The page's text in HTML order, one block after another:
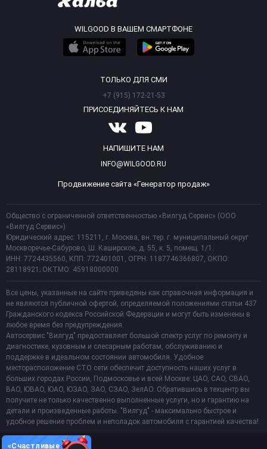
WILGOOD В ВАШЕМ СМАРТФОНЕ
ТОЛЬКО ДЛЯ СМИ
+7 (915) 172-21-53
ПРИСОЕДИНЯЙТЕСЬ К НАМ
НАПИШИТЕ НАМ
INFO@WILGOOD.RU
Продвижение сайта «Генератор продаж»
Общество с ограниченной ответственностью «Вилгуд Сервис» (ООО
«Вилгуд Сервис»)
Юридический адрес: 115211, г. Москва, вн. тер. г. муниципальный округ
Москворечье-Сабурово, Ш. Каширское, д. 55, к. 5, помещ. 1/1.
ИНН: 7724435560, КПП: 772401001, ОГРН: 1187746366807, ОКПО:
28118921; ОКТМО: 45918000000
Все цены, указанные на сайте приведены как справочная информация и
не являются публичной офертой, определяемой положениями статьи 437
Гражданского кодекса Российской Федерации и могут быть изменены в
любое время без предупреждения.
Автосервис "Вилгуд" предоставляет большой спектр услуг по ремонту и
диагностике, кузовным и слесарным работам, обслуживанию и
поддержке в идеальном состоянии автомобиля. Удобное
месторасположение СТО сети обеспечит доступность наших услуг в
больших городах России, Подмосковье и всей Москве: ЦАО, САО, СВАО,
ВАО, ЮВАО, ЮАО, ЮЗАО, ЗАО, СЗАО, ЗелАО. Обратившись в техцентр вы
получите не только качественно выполненные услуги, но и гарантию на
детали и произведенные работы. "Вилгуд" - максимально быстрое и
удобное решение проблем и неполадок автомобиля с гарантией качества!
«Счастливые